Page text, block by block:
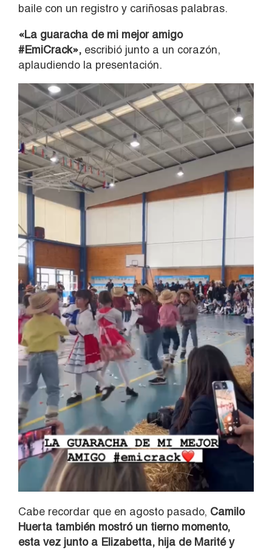
baile con un registro y cariñosas palabras.
«La guaracha de mi mejor amigo
#EmiCrack», escribió junto a un corazón,
aplaudiendo la presentación.
Cabe recordar que en agosto pasado, Camilo
Huerta también mostró un tierno momento,
esta vez junto a Elizabetta, hija de Marité y